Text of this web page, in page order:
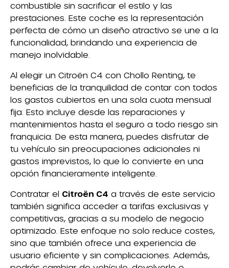
combustible sin sacrificar el estilo y las
prestaciones. Este coche es la representación
perfecta de cómo un diseño atractivo se une a la
funcionalidad, brindando una experiencia de
manejo inolvidable.
Al elegir un Citroën C4 con Chollo Renting, te
beneficias de la tranquilidad de contar con todos
los gastos cubiertos en una sola cuota mensual
fija. Esto incluye desde las reparaciones y
mantenimientos hasta el seguro a todo riesgo sin
franquicia. De esta manera, puedes disfrutar de
tu vehículo sin preocupaciones adicionales ni
gastos imprevistos, lo que lo convierte en una
opción financieramente inteligente.
Contratar el Citroën C4 a través de este servicio
también significa acceder a tarifas exclusivas y
competitivas, gracias a su modelo de negocio
optimizado. Este enfoque no solo reduce costes,
sino que también ofrece una experiencia de
usuario eficiente y sin complicaciones. Además,